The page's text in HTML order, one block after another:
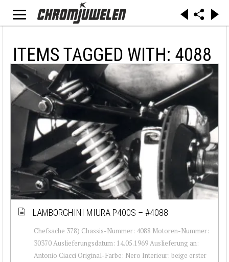
ITEMS TAGGED WITH: 4088
LAMBORGHINI MIURA P400S – #4088
Chefsache 378) Chassis-Nummer: 4088 Motoren-Nummer:
30370 Auslieferungsdatum: 14.05.1969 Auslieferung an:
Antonio Ciacci Original-Farbe: Nero Interieur: beige erster